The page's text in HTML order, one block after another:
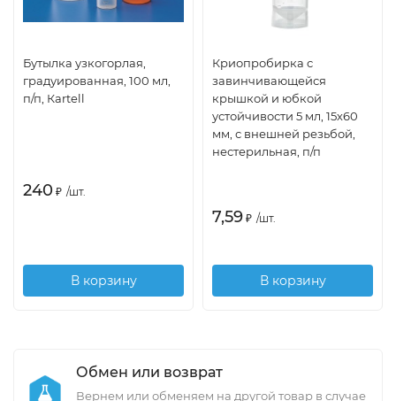
Бутылка узкогорлая,
градуированная, 100 мл,
п/п, Кartell
240 ₽ /шт.
В корзину
Криопробирка с
завинчивающейся
крышкой и юбкой
устойчивости 5 мл, 15х60
мм, с внешней резьбой,
нестерильная, п/п
7,59 ₽ /шт.
В корзину
Обмен или возврат
Вернем или обменяем на другой товар в случае